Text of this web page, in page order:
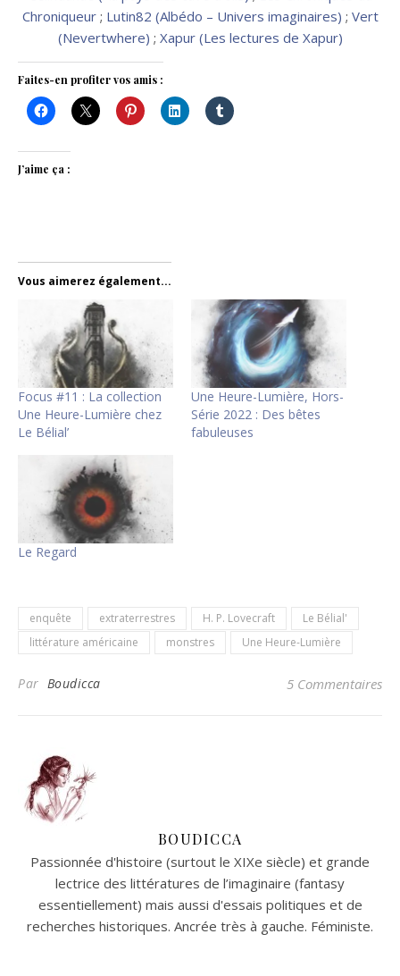
Chroniqueur; Lutin82 (Albédo – Univers imaginaires) ; Vert
(Nevertwhere) ; Xapur (Les lectures de Xapur)
Faites-en profiter vos amis :
J’aime ça :
Vous aimerez également...
Focus #11 : La collection
Une Heure-Lumière chez
Le Bélial’
Une Heure-Lumière, Hors-
Série 2022 : Des bêtes
fabuleuses
Le Regard
enquête extraterrestres H. P. Lovecraft
Le Bélial'
littérature américaine
monstres Une Heure-Lumière
Par Boudicca 5 Commentaires
BOUDICCA
Passionnée d'histoire (surtout le XIXe siècle) et grande
lectrice des littératures de l’imaginaire (fantasy
essentiellement) mais aussi d'essais politiques et de
recherches historiques. Ancrée très à gauche. Féministe.